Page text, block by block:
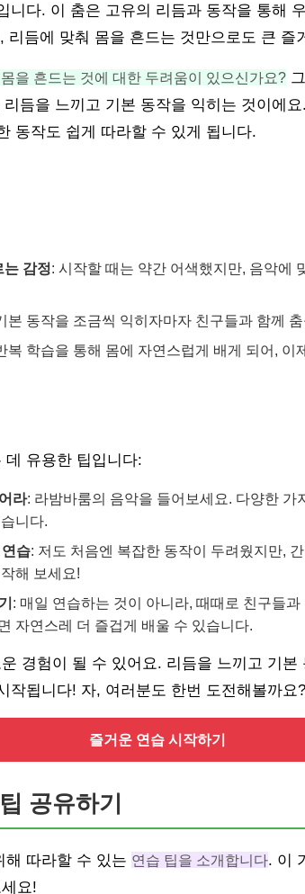
니다. 이 춤은 고유의 리듬과 동작을 통해
리듬에 맞춰 몸을 흔드는 것만으로도 큰 즐
을 흔드는 것에 대한 두려움이 있으신가요?
듬을 느끼고 기본 동작을 익히는 것이에
동작도 쉽게 따라할 수 있게 됩니다.
는 감정: 시작할 때는 약간 어색했지만, 음악에
본 동작을 조금씩 익히자마자 친구들과 함께
복 학습을 통해 몸에 자연스럽게 배게 되어, 이
데 유용한 팁입니다:
라: 라밤바룸의 음악을 들어보세요. 다양한 가
니다.
습: 저도 처음엔 복잡한 동작이 두려웠지만,
해 보세요!
: 매일 연습하는 것이 아니라, 때때로 친구들
자연스레 더 즐겁게 배울 수 있습니다.
경험이 될 수 있어요. 리듬을 느끼고 기본
작됩니다! 자, 여러분도 한번 도전해볼까요?
즐거운 연습 시작하기
공유하기
해 따라할 수 있는 연습 팁을 소개합니다. 이
요!